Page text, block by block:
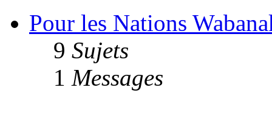
Pour les Nations
9 Sujets
1 Messages